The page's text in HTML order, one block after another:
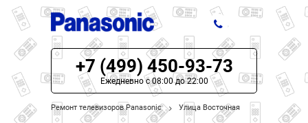
ЦЕНЫ НА РЕМОНТ
О СЕРВИСЕ
+7 (499) 450-93-73
Ежедневно с 08:00 до 22:00
Ремонт телевизоров Panasonic Улица Восточная